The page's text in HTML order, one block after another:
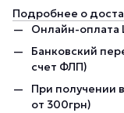
Подробнее о
Онлайн-оплата
Банковский
счет ФЛП)
При получении
от 300грн)